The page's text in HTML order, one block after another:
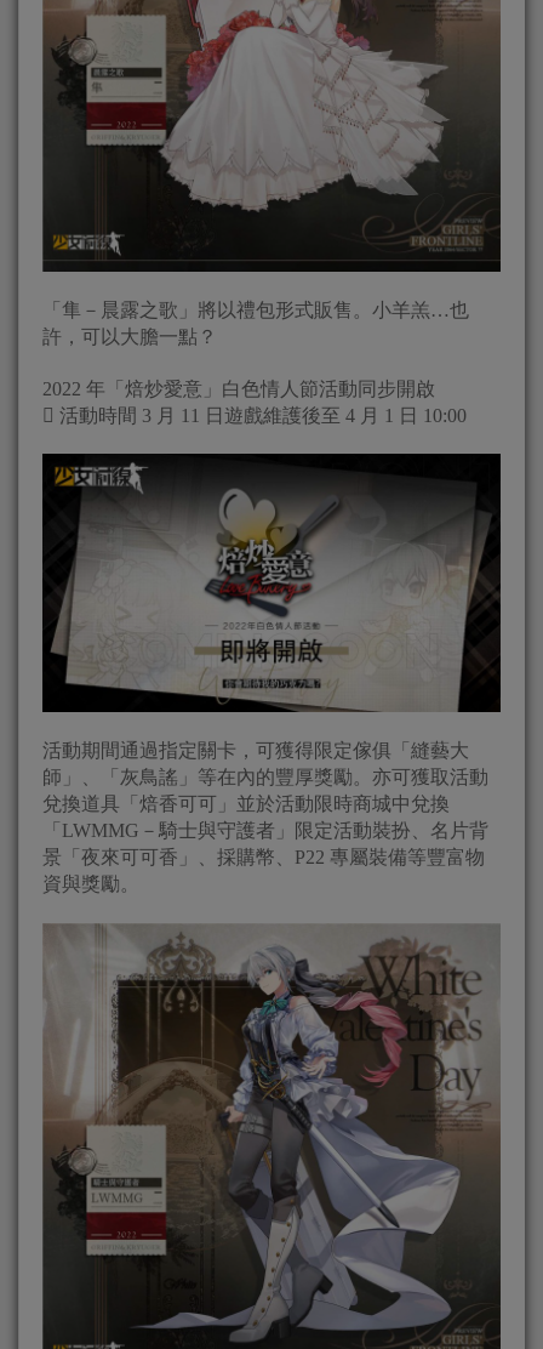
「隼－晨露之歌」將以禮包形式販售。小羊羔…也
許，可以大膽一點？
2022 年「焙炒愛意」白色情人節活動同步開啟
 活動時間 3 月 11 日遊戲維護後至 4 月 1 日 10:00
活動期間通過指定關卡，可獲得限定傢俱「縫藝大
師」、「灰鳥謠」等在內的豐厚獎勵。亦可獲取活動
兌換道具「焙香可可」並於活動限時商城中兌換
「LWMMG－騎士與守護者」限定活動裝扮、名片背
景「夜來可可香」、採購幣、P22 專屬裝備等豐富物
資與獎勵。